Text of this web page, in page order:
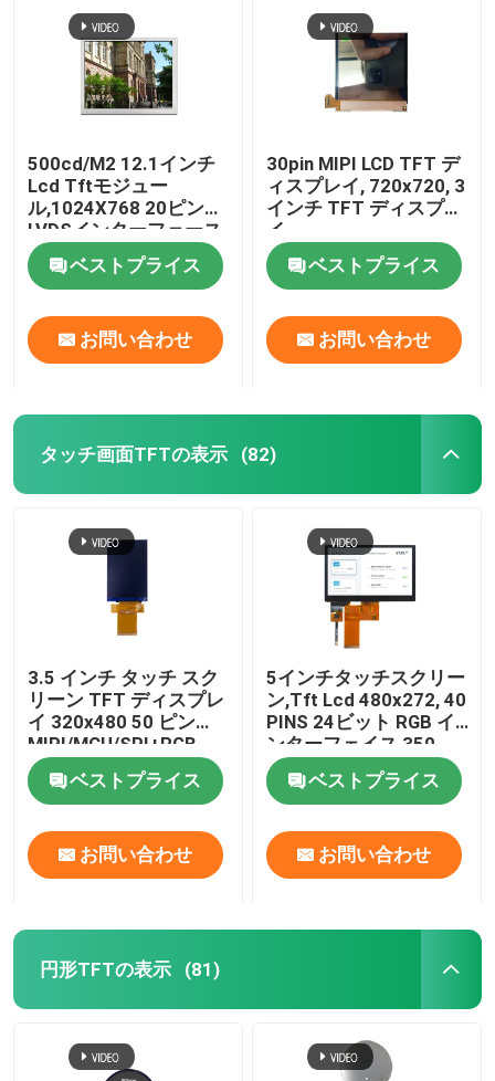
500cd/M2 12.1インチ
Lcd Tftモジュー
ル,1024X768 20ピン
LVDSインターフェース
ベストプライス
お問い合わせ
30pin MIPI LCD TFT デ
ィスプレイ, 720x720, 3
インチ TFT ディスプレ
イ
ベストプライス
お問い合わせ
タッチ画面TFTの表示 (82)
3.5 インチ タッチ スク
リーン TFT ディスプレ
イ 320x480 50 ピン
MIPI/MCU/SPI+RGB
ベストプライス
お問い合わせ
5インチタッチスクリー
ン,Tft Lcd 480x272, 40
PINS 24ビット RGB イ
ンターフェイス 350
CD/M2
ベストプライス
お問い合わせ
円形TFTの表示 (81)